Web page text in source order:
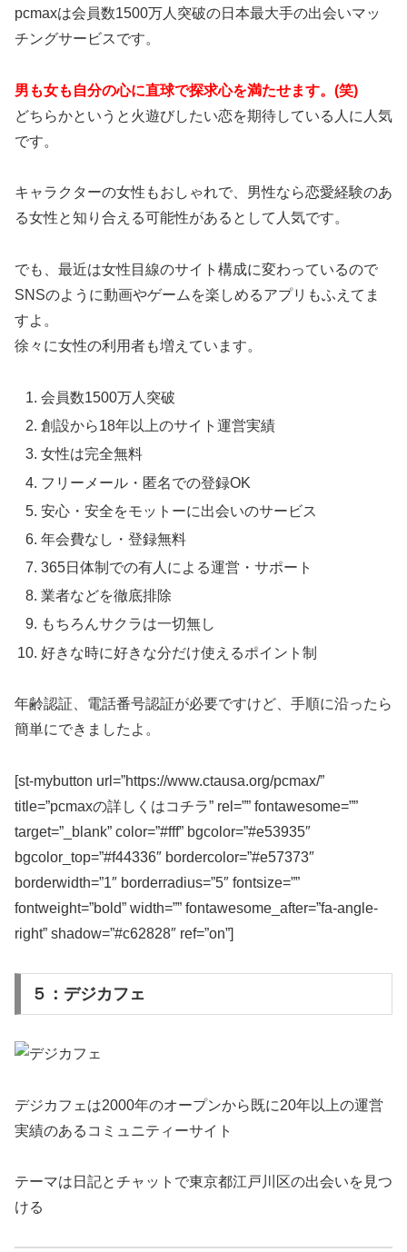
pcmaxは会員数1500万人突破の日本最大手の出会いマッ
チングサービスです。
男も女も自分の心に直球で探求心を満たせます。(笑)
どちらかというと火遊びしたい恋を期待している人に人気
です。
キャラクターの女性もおしゃれで、男性なら恋愛経験のあ
る女性と知り合える可能性があるとして人気です。
でも、最近は女性目線のサイト構成に変わっているので
SNSのように動画やゲームを楽しめるアプリもふえてま
すよ。
徐々に女性の利用者も増えています。
会員数1500万人突破
創設から18年以上のサイト運営実績
女性は完全無料
フリーメール・匿名での登録OK
安心・安全をモットーに出会いのサービス
年会費なし・登録無料
365日体制での有人による運営・サポート
業者などを徹底排除
もちろんサクラは一切無し
好きな時に好きな分だけ使えるポイント制
年齢認証、電話番号認証が必要ですけど、手順に沿ったら
簡単にできましたよ。
[st-mybutton url=”https://www.ctausa.org/pcmax/”
title=”pcmaxの詳しくはコチラ” rel=”” fontawesome=””
target=”_blank” color=”#fff” bgcolor=”#e53935″
bgcolor_top=”#f44336″ bordercolor=”#e57373″
borderwidth=”1″ borderradius=”5″ fontsize=””
fontweight=”bold” width=”” fontawesome_after=”fa-angle-
right” shadow=”#c62828″ ref=”on”]
５：デジカフェ
デジカフェは2000年のオープンから既に20年以上の運営
実績のあるコミュニティーサイト
テーマは日記とチャットで東京都江戸川区の出会いを見つ
ける